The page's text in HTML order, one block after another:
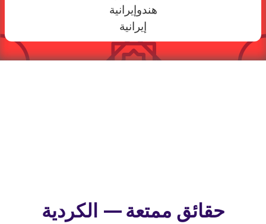
هندوإيرانية
إيرانية
حقائق ممتعة — الكردية